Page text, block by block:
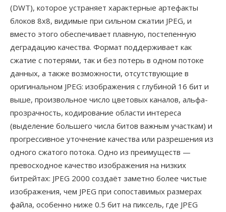
(DWT), которое устраняет характерные артефакты
блоков 8x8, видимые при сильном сжатии JPEG, и
вместо этого обеспечивает плавную, постепенную
деградацию качества. Формат поддерживает как
сжатие с потерями, так и без потерь в одном потоке
данных, а также возможности, отсутствующие в
оригинальном JPEG: изображения с глубиной 16 бит и
выше, произвольное число цветовых каналов, альфа-
прозрачность, кодирование области интереса
(выделение большего числа битов важным участкам) и
прогрессивное уточнение качества или разрешения из
одного сжатого потока. Одно из преимуществ —
превосходное качество изображения на низких
битрейтах: JPEG 2000 создаёт заметно более чистые
изображения, чем JPEG при сопоставимых размерах
файла, особенно ниже 0.5 бит на пиксель, где JPEG